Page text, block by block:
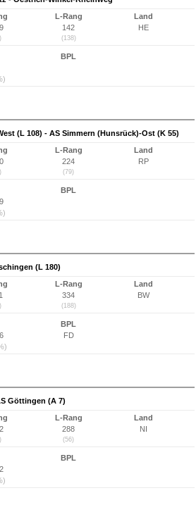
L-Rang
142
(138)
Land
HE
BPL
(L 108) - AS Simmern (Hunsrück)-Ost (K 55)
L-Rang
224
(79)
Land
RP
BPL
(L 180)
L-Rang
334
(188)
Land
BW
BPL
FD
Göttingen (A 7)
L-Rang
288
(56)
Land
NI
BPL